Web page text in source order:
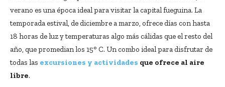
verano es una época ideal para visitar la capital fueguina. La
temporada estival, de diciembre a marzo, ofrece días con hasta
18 horas de luz y temperaturas algo más cálidas que el resto del
año, que promedian los 15° C. Un combo ideal para disfrutar de
todas las excursiones y actividades que ofrece al aire
libre.